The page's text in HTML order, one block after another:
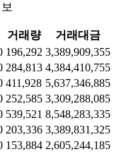
거래량
거래대금
196,292 3,389,909,355
284,813 4,384,410,755
411,928 5,637,346,885
252,585 3,309,288,085
539,521 8,548,283,335
203,336 3,389,831,325
153,884 2,605,244,185